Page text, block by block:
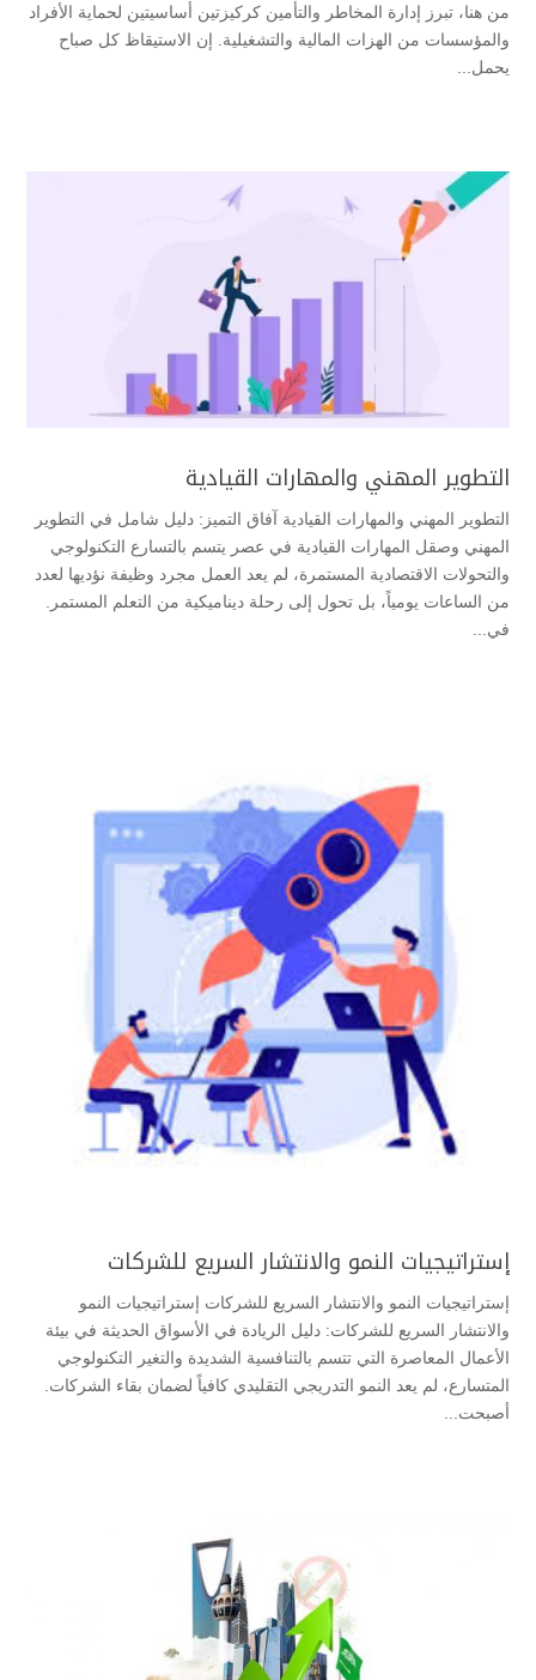
من هنا، تبرز إدارة المخاطر والتأمين كركيزتين أساسيتين لحماية الأفراد
والمؤسسات من الهزات المالية والتشغيلية. إن الاستيقاظ كل صباح
يحمل...
التطوير المهني والمهارات القيادية
التطوير المهني والمهارات القيادية آفاق التميز: دليل شامل في التطوير
المهني وصقل المهارات القيادية ​في عصر يتسم بالتسارع التكنولوجي
والتحولات الاقتصادية المستمرة، لم يعد العمل مجرد وظيفة نؤديها لعدد
من الساعات يومياً، بل تحول إلى رحلة ديناميكية من التعلم المستمر.
في...
إستراتيجيات النمو والانتشار السريع للشركات
إستراتيجيات النمو والانتشار السريع للشركات إستراتيجيات النمو
والانتشار السريع للشركات: دليل الريادة في الأسواق الحديثة ​في بيئة
الأعمال المعاصرة التي تتسم بالتنافسية الشديدة والتغير التكنولوجي
المتسارع، لم يعد النمو التدريجي التقليدي كافياً لضمان بقاء الشركات.
أصبحت...